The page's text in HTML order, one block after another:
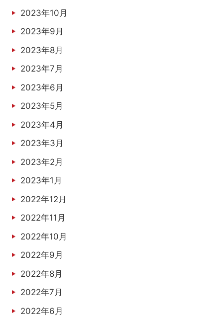
2023年10月
2023年9月
2023年8月
2023年7月
2023年6月
2023年5月
2023年4月
2023年3月
2023年2月
2023年1月
2022年12月
2022年11月
2022年10月
2022年9月
2022年8月
2022年7月
2022年6月